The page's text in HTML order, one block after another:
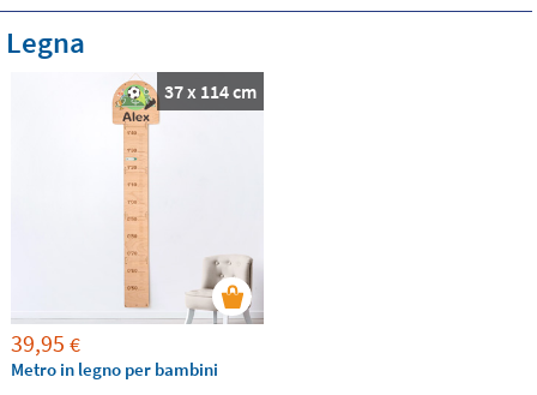
Legna
37 x 114 cm
39,95 €
Metro in legno per bambini